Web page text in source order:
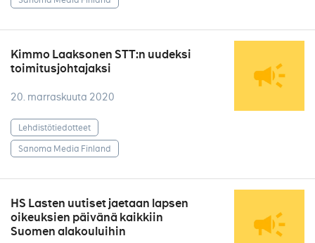
Kimmo Laaksonen STT:n uudeksi
toimitusjohtajaksi
20. marraskuuta 2020
Lehdistötiedotteet
Sanoma Media Finland
HS Lasten uutiset jaetaan lapsen
oikeuksien päivänä kaikkiin
Suomen alakouluihin